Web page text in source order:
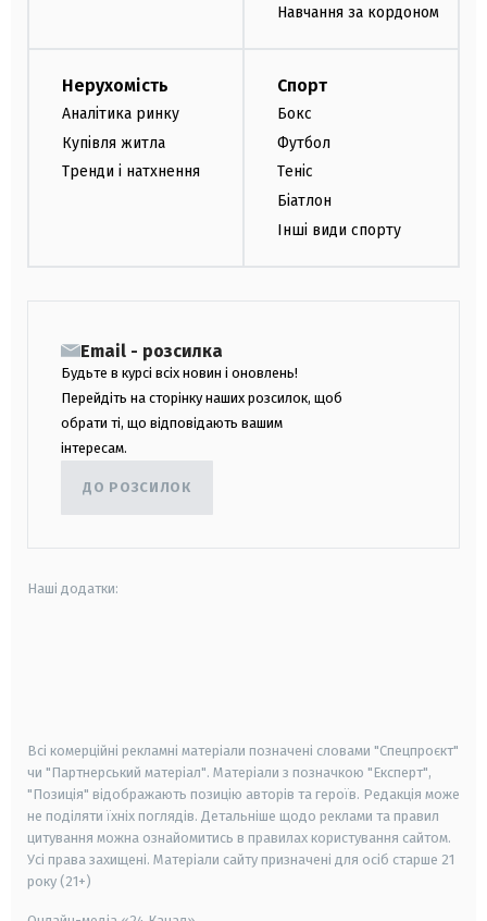
Навчання за кордоном
Нерухомість
Аналітика ринку
Купівля житла
Тренди і натхнення
Спорт
Бокс
Футбол
Теніс
Біатлон
Інші види спорту
Email - розсилка
Будьте в курсі всіх новин і оновлень!
Перейдіть на сторінку наших розсилок, щоб
обрати ті, що відповідають вашим
інтересам.
ДО РОЗСИЛОК
Наші додатки:
Всі комерційні рекламні матеріали позначені словами "Спецпроєкт"
чи "Партнерський матеріал". Матеріали з позначкою "Експерт",
"Позиція" відображають позицію авторів та героїв. Редакція може
не поділяти їхніх поглядів. Детальніше щодо реклами та правил
цитування можна ознайомитись в правилах користування сайтом.
Усі права захищені. Матеріали сайту призначені для осіб старше 21
року (21+)